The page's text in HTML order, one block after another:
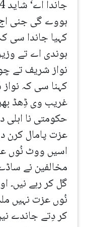
ہووے گی جنی
کہیا جاندا سی
ہوندی اے تے
نواز شریف تے
کہنا سی کہ
غریب وی ڈِھڈ
حکومتی نا
عزت پامال کرن
اسیں ووٹ نُوں
مخالفین نے
گل کر رہے نیں۔
نُوں عزت نہیں
کر دِتے جاندے